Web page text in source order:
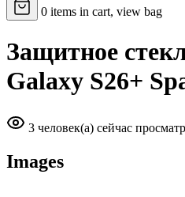
0 items in cart, view bag
Защитное
Galaxy S26+
3 человек(а) сейчас
Images